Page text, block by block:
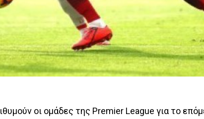
οι ομάδες της Premier League για το